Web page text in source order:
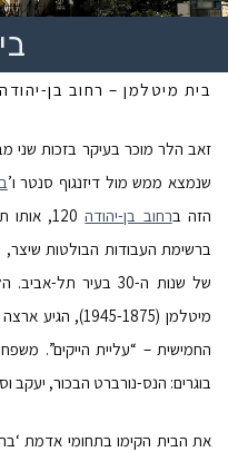
בית מיטלמן – רחוב בן-יהודה 120.
זאב הלר מוכר בעיקר בזכות שני
שנמצא ממש מול דיזנגוף סנטר ו’
הזה ברחוב בן-יהודה
120,
ברשימת העבודות הבולטות שיצר,
של שנות ה-30 בעיר
מיטלמן (1945-
החמישית – “עליית הייקים”.
בוגרים: הנס-נורברט הבכור, יעקב
את הבית הקימו בתחומי אדמת